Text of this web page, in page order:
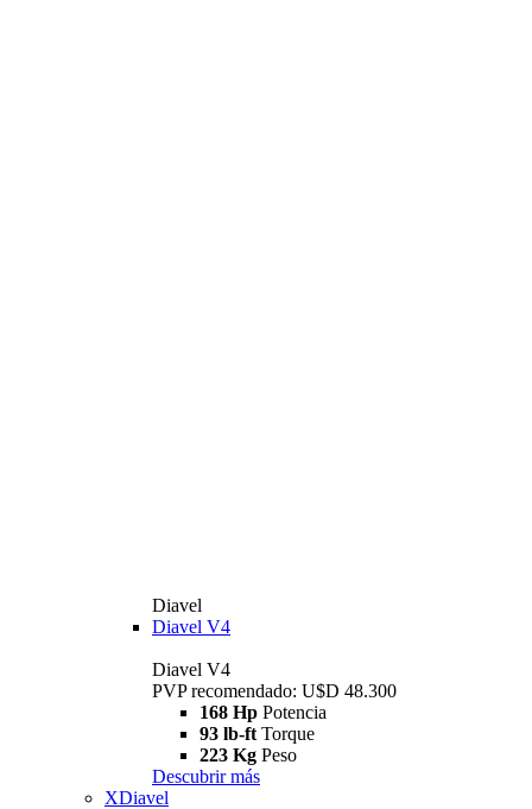
Diavel
Diavel V4
Diavel V4
PVP recomendado: U$D 48.300
168 Hp Potencia
93 lb-ft Torque
223 Kg Peso
Descubrir más
XDiavel